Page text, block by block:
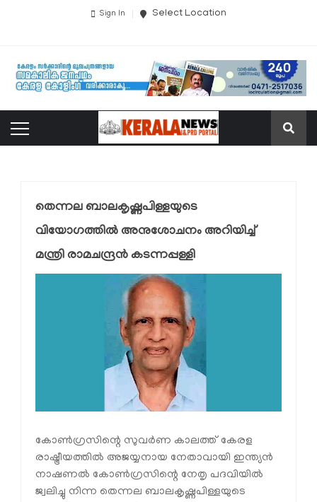
Sign In Select Location
തെന്നല ബാലകൃഷ്ണപിള്ളയുടെ
വിയോഗത്തിൽ അനുശോചനം അറിയിച്ച്
മന്ത്രി രാമചന്ദ്രൻ കടന്നപ്പള്ളി
കോൺഗ്രസിന്റെ സുവർണ കാലത്ത് കേരള
രാഷ്ട്രീയത്തിൽ അജയ്യനായ നേതാവായി ഇന്ത്യൻ
നാഷണൽ കോൺഗ്രസിന്റെ നേതൃ പദവിയിൽ
ജ്വലിച്ചു നിന്ന തെന്നല ബാലകൃഷ്ണപിള്ളയുടെ